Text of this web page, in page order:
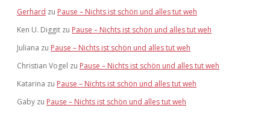
Gerhard zu Pause – Nichts ist schön und alles tut weh
Ken U. Diggit zu Pause – Nichts ist schön und alles tut weh
Juliana zu Pause – Nichts ist schön und alles tut weh
Christian Vogel zu Pause – Nichts ist schön und alles tut weh
Katarina zu Pause – Nichts ist schön und alles tut weh
Gaby zu Pause – Nichts ist schön und alles tut weh